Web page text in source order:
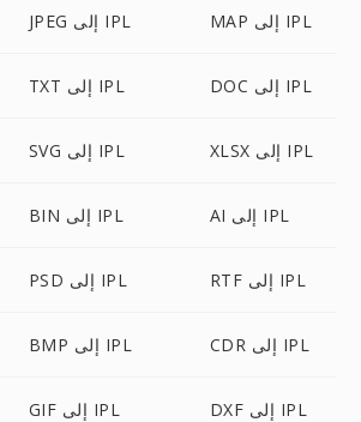
JPEG إلى IPL MAP إلى IPL
TXT إلى IPL DOC إلى IPL
SVG إلى IPL XLSX إلى IPL
BIN إلى IPL AI إلى IPL
PSD إلى IPL RTF إلى IPL
BMP إلى IPL CDR إلى IPL
GIF إلى IPL DXF إلى IPL